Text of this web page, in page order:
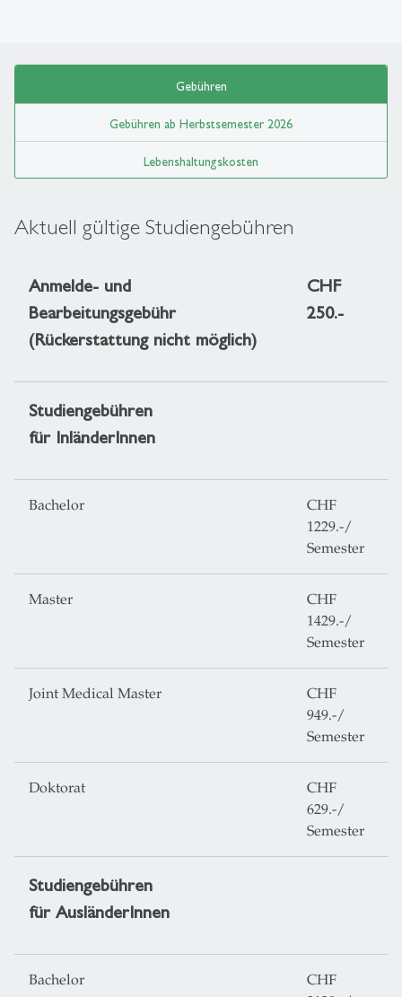
Gebühren
Gebühren ab Herbstsemester 2026
Lebenshaltungskosten
Aktuell gültige Studiengebühren
Anmelde- und
Bearbeitungsgebühr
(Rückerstattung nicht möglich)
CHF
250.-
Studiengebühren
für InländerInnen
Bachelor
CHF
1229.-/
Semester
Master
CHF
1429.-/
Semester
Joint Medical Master
CHF
949.-/
Semester
Doktorat
CHF
629.-/
Semester
Studiengebühren
für AusländerInnen
Bachelor
CHF